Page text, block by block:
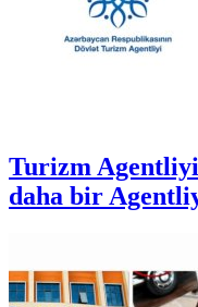
Turizm
daha bir